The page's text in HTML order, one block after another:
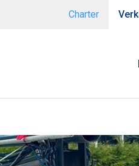
Charter